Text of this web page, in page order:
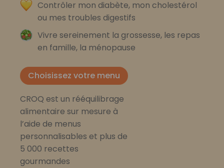
Contrôler mon diabète, mon cholestérol
ou mes troubles digestifs
Vivre sereinement la grossesse, les repas
en famille, la ménopause
Choisissez votre menu
CROQ est un rééquilibrage
alimentaire sur mesure à
l’aide de menus
personnalisables et plus de
5 000 recettes
gourmandes